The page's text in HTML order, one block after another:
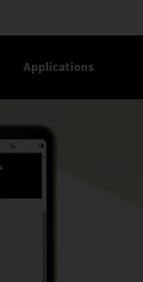
Applications